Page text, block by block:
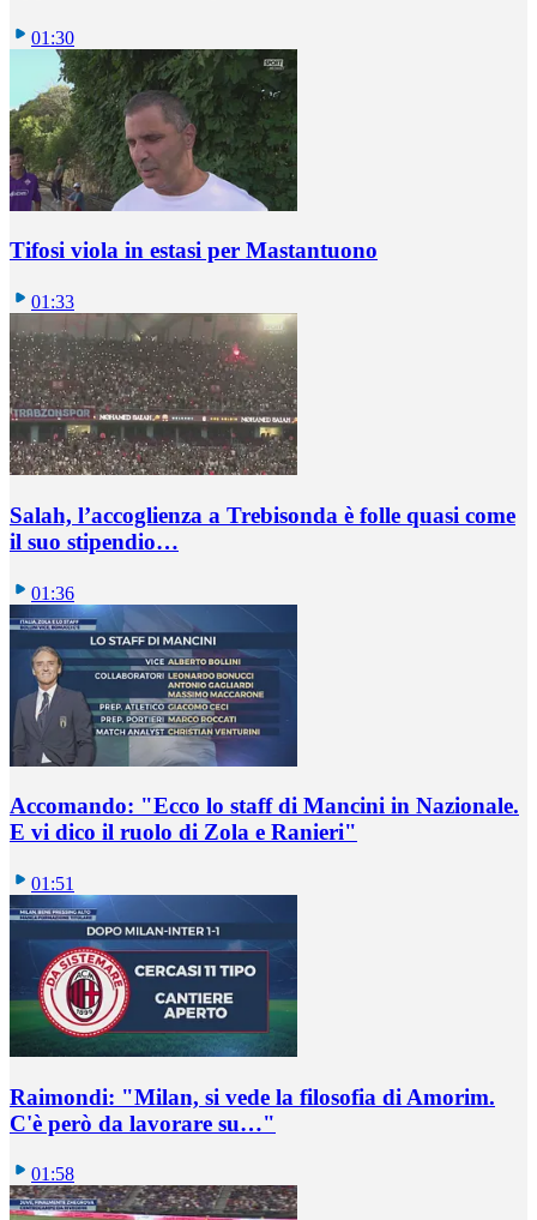
01:30
Tifosi viola in estasi per Mastantuono
01:33
Salah, l’accoglienza a Trebisonda è folle quasi come
il suo stipendio…
01:36
Accomando: "Ecco lo staff di Mancini in Nazionale.
E vi dico il ruolo di Zola e Ranieri"
01:51
Raimondi: "Milan, si vede la filosofia di Amorim.
C'è però da lavorare su…"
01:58